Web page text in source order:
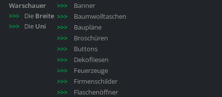
Warschauer
Die Breite
Die Uni
Banner
Baumwolltaschen
Baupläne
Broschüren
Buttons
Dekofliesen
Feuerzeuge
Firmenschilder
Flaschenöffner